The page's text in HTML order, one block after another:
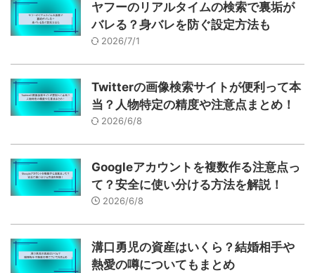
ヤフーのリアルタイムの検索で裏垢が
バレる？身バレを防ぐ設定方法も
2026/7/1
Twitterの画像検索サイトが便利って本
当？人物特定の精度や注意点まとめ！
2026/6/8
Googleアカウントを複数作る注意点っ
て？安全に使い分ける方法を解説！
2026/6/8
溝口勇児の資産はいくら？結婚相手や
熱愛の噂についてもまとめ